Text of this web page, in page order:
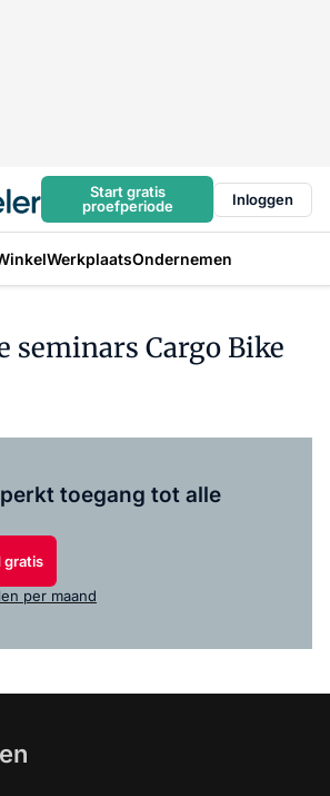
Start gratis
proefperiode
Inloggen
WerkplaatsOndernemen
seminars Cargo Bike
toegang tot alle
gratis
per maand